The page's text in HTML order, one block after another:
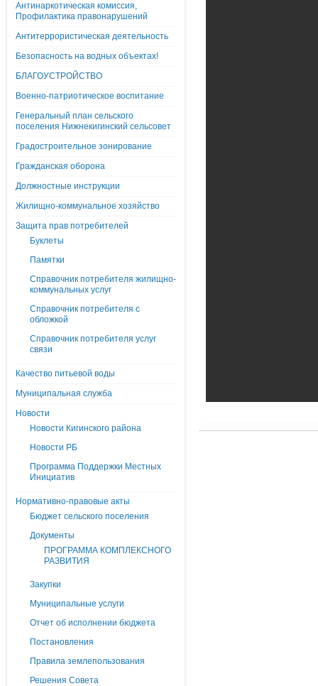
Антинаркотическая комиссия,
Профилактика правонарушений
Антитеррористическая деятельность
Безопасность на водных объектах!
БЛАГОУСТРОЙСТВО
Военно-патриотическое воспитание
Генеральный план сельского
поселения Нижнекигинский сельсовет
Градостроительное зонирование
Гражданская оборона
Должностные инструкции
Жилищно-коммунальное хозяйство
Защита прав потребителей
Буклеты
Памятки
Справочник потребителя жилищно-
коммунальных услуг
Справочник потребителя с
обложкой
Справочник потребителя услуг
связи
Качество питьевой воды
Муниципальная служба
Новости
Новости Кигинского района
Новости РБ
Программа Поддержки Местных
Инициатив
Нормативно-правовые акты
Бюджет сельского поселения
Документы
ПРОГРАММА КОМПЛЕКСНОГО
РАЗВИТИЯ
Закупки
Муниципальные услуги
Отчет об исполнении бюджета
Постановления
Правила землепользования
Решения Совета